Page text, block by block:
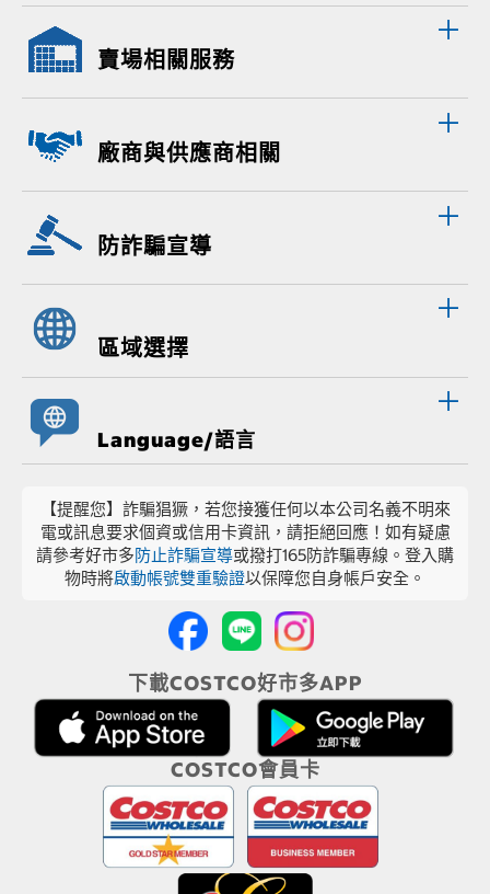
賣場相關服務
廠商與供應商相關
防詐騙宣導
區域選擇
Language/語言
【提醒您】詐騙猖獗，若您接獲任何以本公司名義不明來
電或訊息要求個資或信用卡資訊，請拒絕回應！如有疑慮
請參考好市多防止詐騙宣導或撥打165防詐騙專線。登入購
物時將啟動帳號雙重驗證以保障您自身帳戶安全。
下載COSTCO好市多APP
COSTCO會員卡